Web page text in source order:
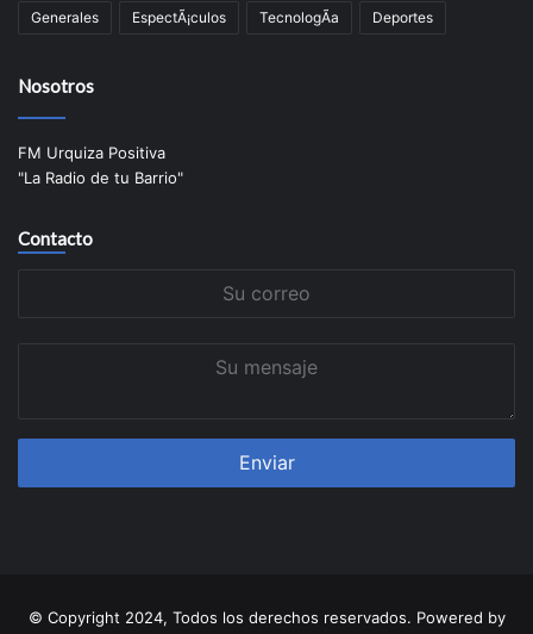
Generales EspectÃ¡culos TecnologÃ­a Deportes
Nosotros
FM Urquiza Positiva
"La Radio de tu Barrio"
Contacto
© Copyright 2024, Todos los derechos reservados. Powered by